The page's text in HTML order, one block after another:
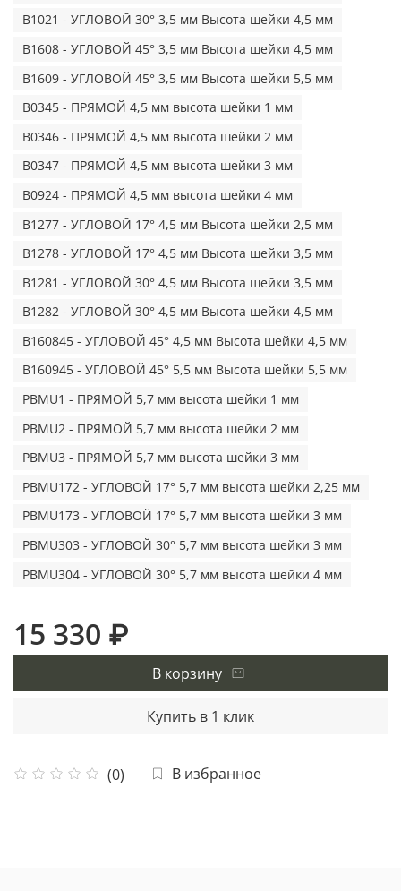
(0) В избранное
B1021 - УГЛОВОЙ 30° 3,5 мм Высота шейки 4,5 мм
B1608 - УГЛОВОЙ 45° 3,5 мм Высота шейки 4,5 мм
B1609 - УГЛОВОЙ 45° 3,5 мм Высота шейки 5,5 мм
B0345 - ПРЯМОЙ 4,5 мм высота шейки 1 мм
B0346 - ПРЯМОЙ 4,5 мм высота шейки 2 мм
B0347 - ПРЯМОЙ 4,5 мм высота шейки 3 мм
B0924 - ПРЯМОЙ 4,5 мм высота шейки 4 мм
B1277 - УГЛОВОЙ 17° 4,5 мм Высота шейки 2,5 мм
B1278 - УГЛОВОЙ 17° 4,5 мм Высота шейки 3,5 мм
B1281 - УГЛОВОЙ 30° 4,5 мм Высота шейки 3,5 мм
B1282 - УГЛОВОЙ 30° 4,5 мм Высота шейки 4,5 мм
B160845 - УГЛОВОЙ 45° 4,5 мм Высота шейки 4,5 мм
B160945 - УГЛОВОЙ 45° 5,5 мм Высота шейки 5,5 мм
PBMU1 - ПРЯМОЙ 5,7 мм высота шейки 1 мм
PBMU2 - ПРЯМОЙ 5,7 мм высота шейки 2 мм
PBMU3 - ПРЯМОЙ 5,7 мм высота шейки 3 мм
PBMU172 - УГЛОВОЙ 17° 5,7 мм высота шейки 2,25 мм
PBMU173 - УГЛОВОЙ 17° 5,7 мм высота шейки 3 мм
PBMU303 - УГЛОВОЙ 30° 5,7 мм высота шейки 3 мм
PBMU304 - УГЛОВОЙ 30° 5,7 мм высота шейки 4 мм
15 330 ₽
В корзину
Купить в 1 клик